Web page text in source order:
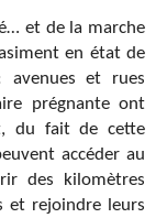
et de la marche
en état de
avenues et rues
prégnante ont
du fait de cette
accéder au
des kilomètres
et rejoindre leurs